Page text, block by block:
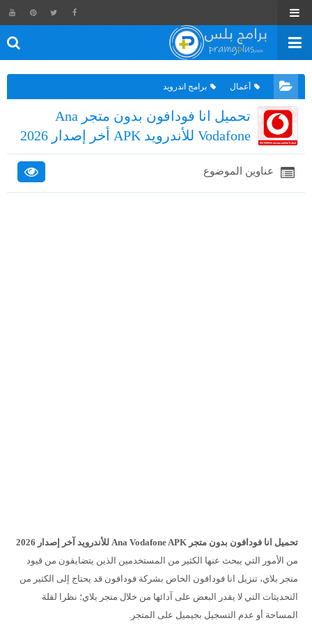
أعمال برامج اندرويد
تحميل انا فودافون بدون متجر Ana
Vodafone للأندرويد APK أخر إصدار 2026
عناوين الموضوع
تحميل انا فودافون بدون متجر Ana Vodafone APK للأندرويد آخر إصدار 2026
من الأمور التي يبحث عنها الكثير من المستخدمين الذين يتضايقون من قيود
متجر بلاي، تنزيل انا فودافون الخاص بشركة فودافون قد يحتاج إلى الكثير من
التحديثات التي لا يقدر البعض على آدائها من خلال متجر بلاي؛ نظرا لقلة
المساحة أو عدم التسجيل بجيميل على المتجر.